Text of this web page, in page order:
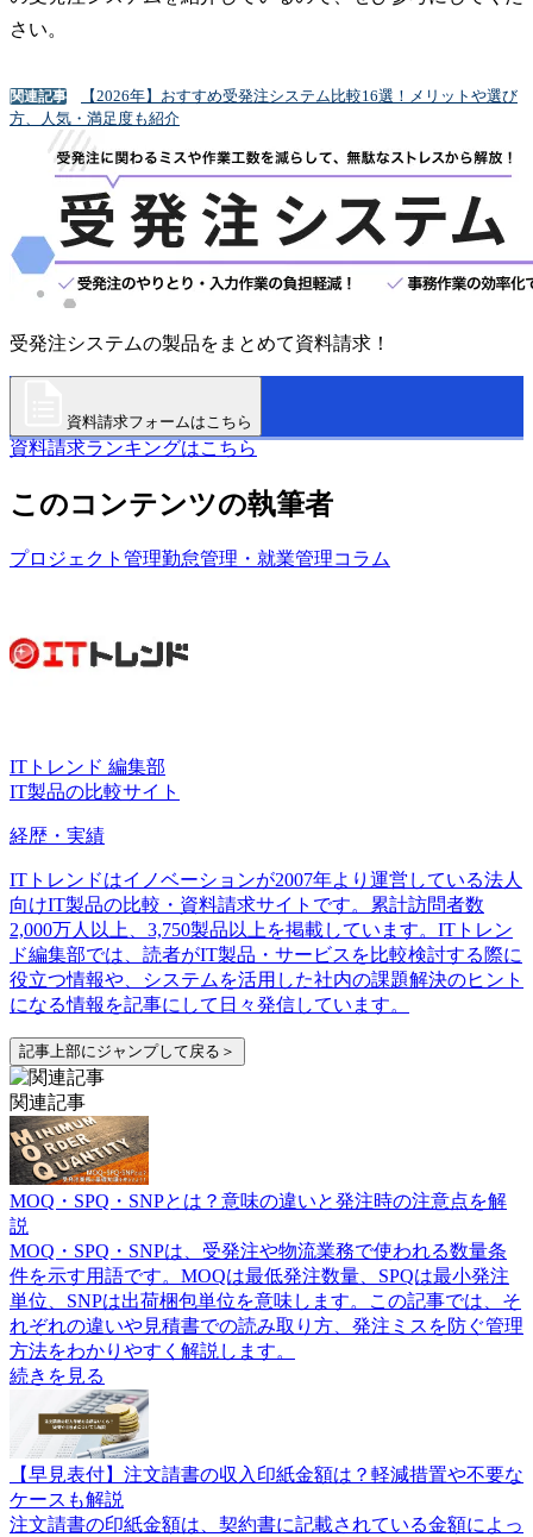
さい。
関連記事
【2026年】おすすめ受発注システム比較16選！メリットや選び
方、人気・満足度も紹介
受発注システムの製品をまとめて資料請求！
資料請求フォームはこちら
資料請求ランキングはこちら
このコンテンツの執筆者
プロジェクト管理勤怠管理・就業管理コラム
ITトレンド 編集部
IT製品の比較サイト
経歴・実績
ITトレンドはイノベーションが2007年より運営している法人
向けIT製品の比較・資料請求サイトです。累計訪問者数
2,000万人以上、3,750製品以上を掲載しています。ITトレン
ド編集部では、読者がIT製品・サービスを比較検討する際に
役立つ情報や、システムを活用した社内の課題解決のヒント
になる情報を記事にして日々発信しています。
記事上部にジャンプして戻る＞
関連記事
MOQ・SPQ・SNPとは？意味の違いと発注時の注意点を解
説
MOQ・SPQ・SNPは、受発注や物流業務で使われる数量条
件を示す用語です。MOQは最低発注数量、SPQは最小発注
単位、SNPは出荷梱包単位を意味します。この記事では、そ
れぞれの違いや見積書での読み取り方、発注ミスを防ぐ管理
方法をわかりやすく解説します。
続きを見る
【早見表付】注文請書の収入印紙金額は？軽減措置や不要な
ケースも解説
注文請書の印紙金額は、契約書に記載されている金額によっ